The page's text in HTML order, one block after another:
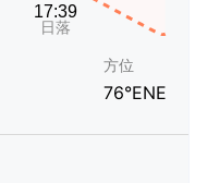
方位
76°ENE